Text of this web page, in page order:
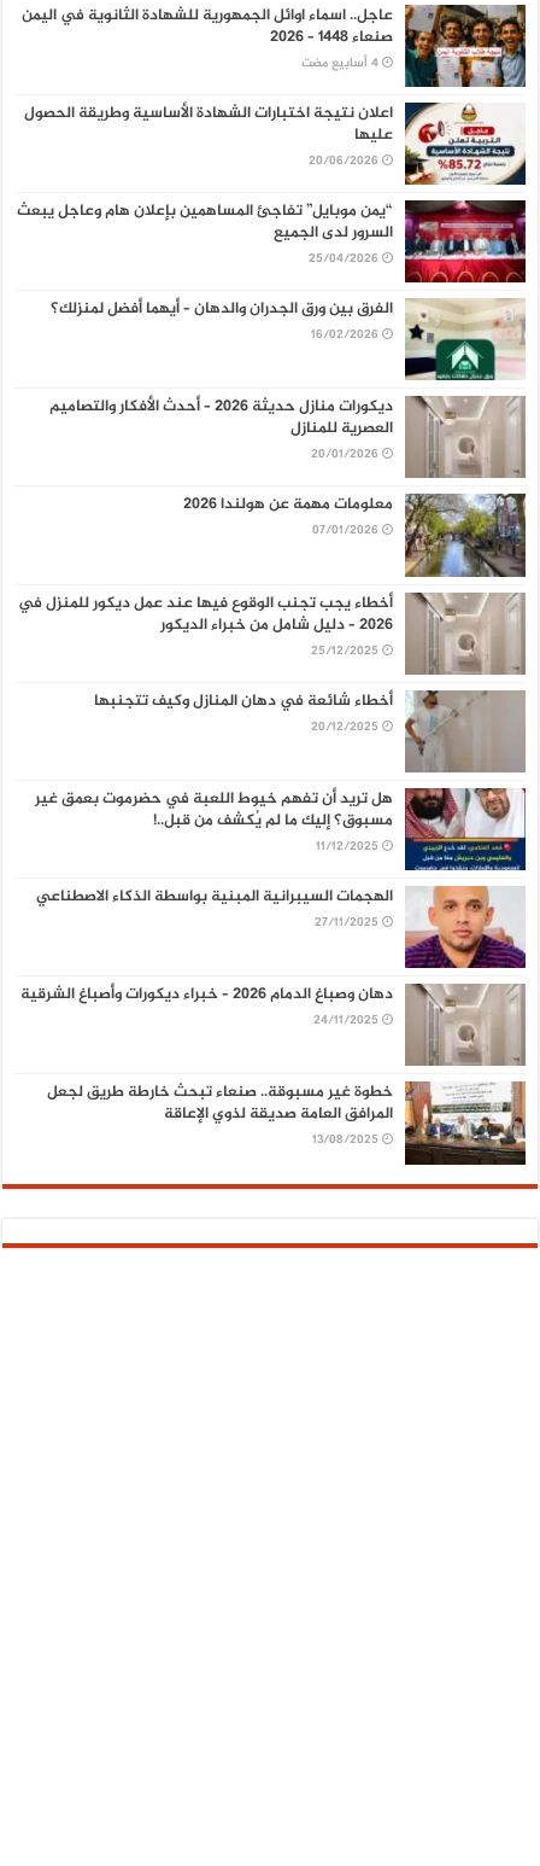
عاجل.. اسماء اوائل الجمهورية للشهادة الثانوية في اليمن
صنعاء 1448 – 2026
اعلان نتيجة اختبارات الشهادة الأساسية وطريقة الحصول
عليها
20/06/2026
“يمن موبايل” تفاجئ المساهمين بإعلان هام وعاجل يبعث
السرور لدى الجميع
25/04/2026
الفرق بين ورق الجدران والدهان – أيهما أفضل لمنزلك؟
16/02/2026
ديكورات منازل حديثة 2026 – أحدث الأفكار والتصاميم
العصرية للمنازل
20/01/2026
معلومات مهمة عن هولندا 2026
07/01/2026
أخطاء يجب تجنب الوقوع فيها عند عمل ديكور للمنزل في
2026 – دليل شامل من خبراء الديكور
25/12/2025
أخطاء شائعة في دهان المنازل وكيف تتجنبها
20/12/2025
هل تريد أن تفهم خيوط اللعبة في حضرموت بعمق غير
مسبوق؟ إليك ما لم يُكشف من قبل..!
11/12/2025
الهجمات السيبرانية المبنية بواسطة الذكاء الاصطناعي
27/11/2025
دهان وصباغ الدمام 2026 – خبراء ديكورات وأصباغ الشرقية
24/11/2025
خطوة غير مسبوقة.. صنعاء تبحث خارطة طريق لجعل
المرافق العامة صديقة لذوي الإعاقة
13/08/2025